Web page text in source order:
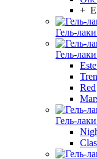
+
Гель-
Гель-
Red
Гель-